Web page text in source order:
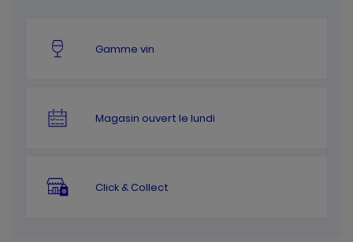
Gamme vin
Magasin ouvert le lundi
Click & Collect